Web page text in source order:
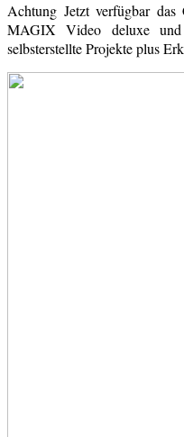
Achtung Jetzt verfügbar
MAGIX Video deluxe
selbsterstellte Projekte plus